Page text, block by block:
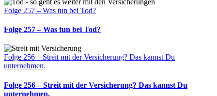
Folge 257 – Was tun bei Tod?
Folge 257 – Was tun bei Tod?
Folge 256 – Streit mit der Versicherung? Das kannst Du
unternehmen.
Folge 256 – Streit mit der Versicherung? Das kannst Du
unternehmen.